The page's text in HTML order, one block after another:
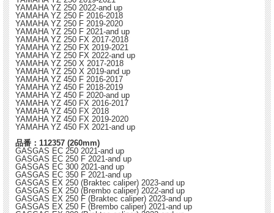
YAMAHA YZ 250 2022-and up
YAMAHA YZ 250 F 2016-2018
YAMAHA YZ 250 F 2019-2020
YAMAHA YZ 250 F 2021-and up
YAMAHA YZ 250 FX 2017-2018
YAMAHA YZ 250 FX 2019-2021
YAMAHA YZ 250 FX 2022-and up
YAMAHA YZ 250 X 2017-2018
YAMAHA YZ 250 X 2019-and up
YAMAHA YZ 450 F 2016-2017
YAMAHA YZ 450 F 2018-2019
YAMAHA YZ 450 F 2020-and up
YAMAHA YZ 450 FX 2016-2017
YAMAHA YZ 450 FX 2018
YAMAHA YZ 450 FX 2019-2020
YAMAHA YZ 450 FX 2021-and up
品番：112357 (260mm)
GASGAS EC 250 2021-and up
GASGAS EC 250 F 2021-and up
GASGAS EC 300 2021-and up
GASGAS EC 350 F 2021-and up
GASGAS EX 250 (Braktec caliper) 2023-and up
GASGAS EX 250 (Brembo caliper) 2022-and up
GASGAS EX 250 F (Braktec caliper) 2023-and up
GASGAS EX 250 F (Brembo caliper) 2021-and up